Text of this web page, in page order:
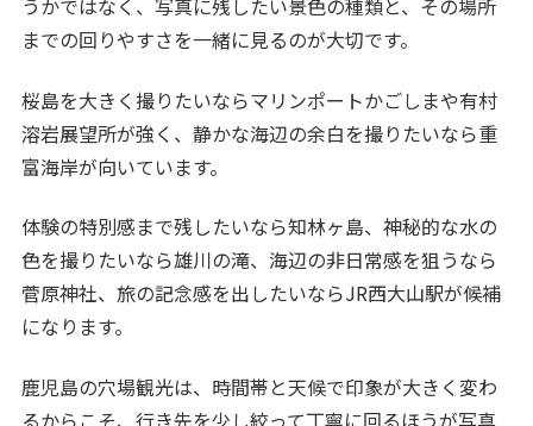
うかではなく、写真に残したい景色の種類と、その場所
までの回りやすさを一緒に見るのが大切です。
桜島を大きく撮りたいならマリンポートかごしまや有村
溶岩展望所が強く、静かな海辺の余白を撮りたいなら重
富海岸が向いています。
体験の特別感まで残したいなら知林ヶ島、神秘的な水の
色を撮りたいなら雄川の滝、海辺の非日常感を狙うなら
菅原神社、旅の記念感を出したいならJR西大山駅が候補
になります。
鹿児島の穴場観光は、時間帯と天候で印象が大きく変わ
るからこそ、行き先を少し絞って丁寧に回るほうが写真